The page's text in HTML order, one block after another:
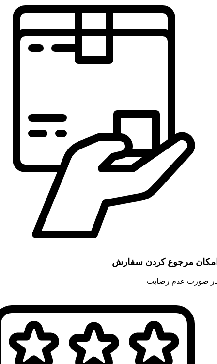
مرجوع کردن سفارش
صورت عدم رضایت